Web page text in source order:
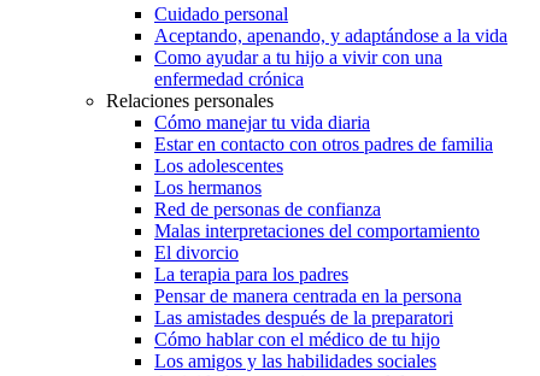
Cuidado personal
Aceptando, apenando, y adaptándose a la vida
Como ayudar a tu hijo a vivir con una
enfermedad crónica
Relaciones personales
Cómo manejar tu vida diaria
Estar en contacto con otros padres de familia
Los adolescentes
Los hermanos
Red de personas de confianza
Malas interpretaciones del comportamiento
El divorcio
La terapia para los padres
Pensar de manera centrada en la persona
Las amistades después de la preparatori
Cómo hablar con el médico de tu hijo
Los amigos y las habilidades sociales